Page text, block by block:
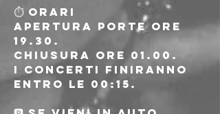
⏱ ORARI
Apertura porte ore
19.30.
Chiusura ore 01.00.
I concerti finiranno
entro le 00:15.